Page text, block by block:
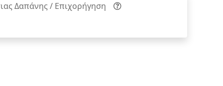
Δαπάνης / Επιχορήγηση